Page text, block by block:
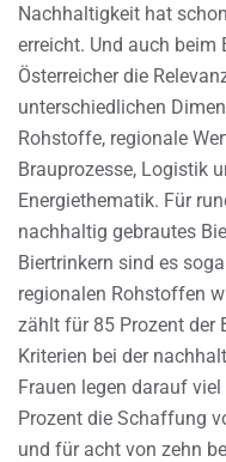
Nachhaltigkeit hat
erreicht. Und auch beim
Österreicher die
unterschiedlichen
Rohstoffe, regionale
Brauprozesse, Logistik
Energiethematik. Für
nachhaltig gebrautes
Biertrinkern sind es
regionalen Rohstoffen
zählt für 85 Prozent der
Kriterien bei der
Frauen legen darauf
Prozent die Schaffung
und für acht von zehn